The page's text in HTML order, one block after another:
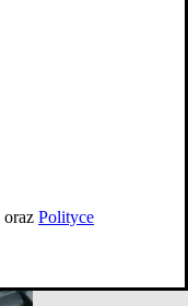
oraz Polityce